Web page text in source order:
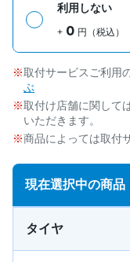
利用しない
+ 0 円（税込）
取付サービスご利用
ぶ
取付け店舗に関して
いただきます。
商品によっては取付
現在選択中の商品
タイヤ